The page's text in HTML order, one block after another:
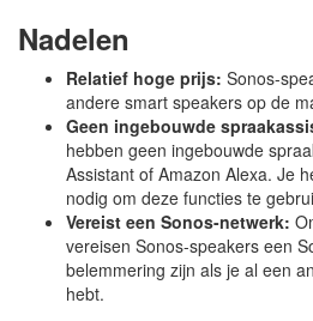
Nadelen
Relatief hoge prijs: Sonos-
andere smart speakers op de
Geen ingebouwde
hebben geen ingebouwde
Assistant of Amazon Alexa. Je
nodig om deze functies te
Vereist een Sonos-netwerk:
vereisen Sonos-speakers een
belemmering zijn als je al een
hebt.